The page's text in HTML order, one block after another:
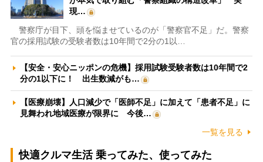
現…
警察庁が目下、頭を悩ませているのが「警察官不足」だ。警察
官の採用試験の受験者数は10年間で2分の1以…
【安全・安心ニッポンの危機】採用試験受験者数は10年間で2
分の1以下に！ 出生数減がも…
【医療崩壊】人口減少で「医師不足」に加えて「患者不足」に
見舞われ地域医療が限界に 今後…
一覧を見る
快適クルマ生活 乗ってみた、使ってみた